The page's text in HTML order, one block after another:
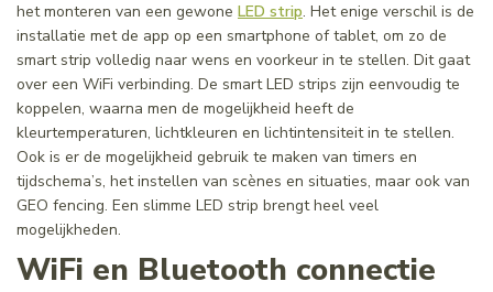
het monteren van een gewone LED strip. Het enige verschil is de
installatie met de app op een smartphone of tablet, om zo de
smart strip volledig naar wens en voorkeur in te stellen. Dit gaat
over een WiFi verbinding. De smart LED strips zijn eenvoudig te
koppelen, waarna men de mogelijkheid heeft de
kleurtemperaturen, lichtkleuren en lichtintensiteit in te stellen.
Ook is er de mogelijkheid gebruik te maken van timers en
tijdschema’s, het instellen van scènes en situaties, maar ook van
GEO fencing. Een slimme LED strip brengt heel veel
mogelijkheden.
WiFi en Bluetooth connectie